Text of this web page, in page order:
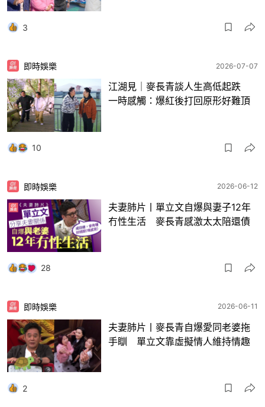
3
即時娛樂 2026-07-07
江湖見｜麥長青談人生高低起跌
一時感觸：爆紅後打回原形好難頂
10
即時娛樂 2026-06-12
夫妻肺片丨單立文自爆與妻子12年
冇性生活 麥長青感激太太陪還債
28
即時娛樂 2026-06-11
夫妻肺片丨麥長青自爆愛同老婆拖
手瞓 單立文靠虛擬情人維持情趣
2